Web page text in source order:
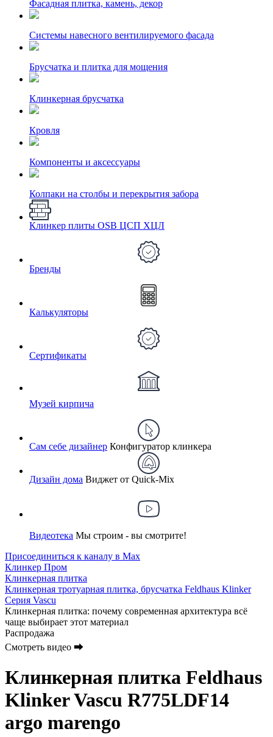
Фасадная плитка, камень, декор
Системы навесного вентилируемого фасада
Брусчатка и плитка для мощения
Клинкерная брусчатка
Кровля
Компоненты и аксессуары
Колпаки на столбы и перекрытия забора
Клинкер плиты OSB ЦСП ХЦЛ
Бренды
Калькуляторы
Сертификаты
Музей кирпича
Сам себе дизайнер Конфигуратор клинкера
Дизайн дома Виджет от Quick-Mix
Видеотека Мы строим - вы смотрите!
Присоединиться к каналу в Max
Клинкер Пром
Клинкерная плитка
Клинкерная тротуарная плитка, брусчатка Feldhaus Klinker
Серия Vascu
Клинкерная плитка: почему современная архитектура всё
чаще выбирает этот материал
Распродажа
Смотреть видео ⮕
Клинкерная плитка Feldhaus
Klinker Vascu R775LDF14
argo marengo